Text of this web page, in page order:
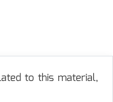
to this material,